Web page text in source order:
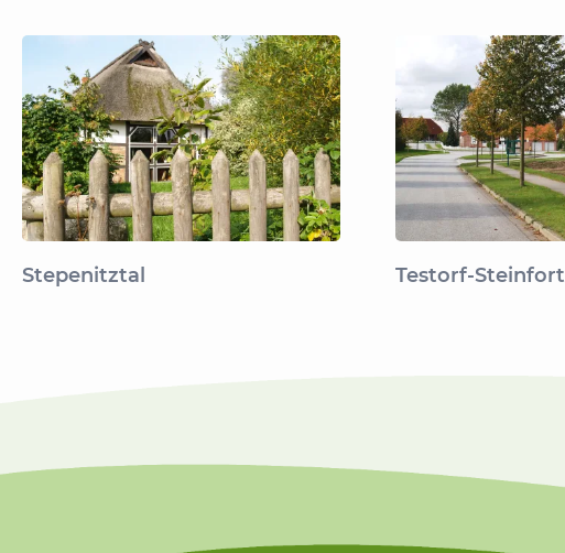
Stepenitztal Testorf-Steinfort